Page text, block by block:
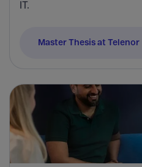
IT.
Master Thesis at Telenor